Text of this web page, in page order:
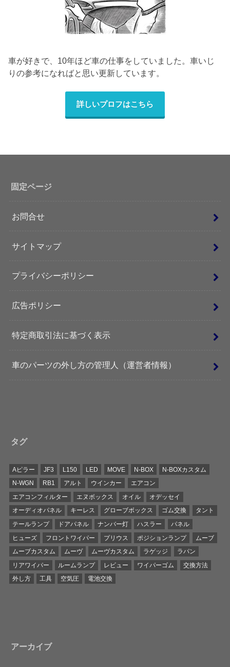
車が好きで、10年ほど車の仕事をしていました。車いじ
りの参考になればと思い更新しています。
詳しいプロフはこちら
固定ページ
お問合せ
サイトマップ
プライバシーポリシー
広告ポリシー
特定商取引法に基づく表示
車のパーツの外し方の管理人（運営者情報）
タグ
Aピラー JF3 L150 LED MOVE N-BOX
N-BOXカスタム
N-WGN
RB1 アルト ウインカー
エアコン
エアコンフィルター
エヌボックス オイル
オデッセイ
オーディオパネル
キーレス グローブボックス ゴム交換
タント
テールランプ
ドアパネル ナンバー灯 ハスラー
パネル
ヒューズ
フロントワイパー プリウス ポジションランプ
ムーブ
ムーブカスタム
ムーヴ ムーヴカスタム ラゲッジ
ラパン
リアワイパー
ルームランプ レビュー ワイパーゴム
交換方法
外し方
工具 空気圧 電池交換
アーカイブ